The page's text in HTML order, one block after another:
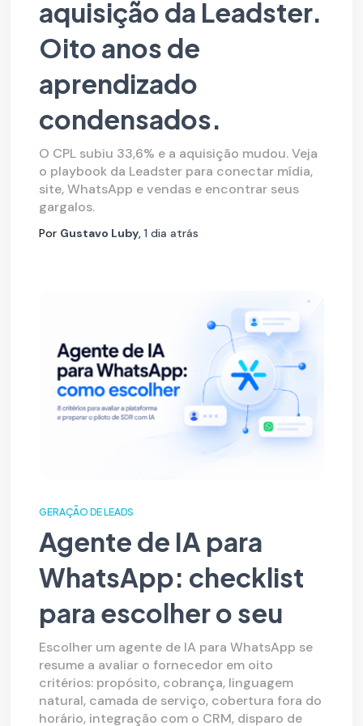
aquisição da Leadster.
Oito anos de
aprendizado
condensados.
O CPL subiu 33,6% e a aquisição mudou. Veja
o playbook da Leadster para conectar mídia,
site, WhatsApp e vendas e encontrar seus
gargalos.
Por Gustavo Luby, 1 dia atrás
GERAÇÃO DE LEADS
Agente de IA para
WhatsApp: checklist
para escolher o seu
Escolher um agente de IA para WhatsApp se
resume a avaliar o fornecedor em oito
critérios: propósito, cobrança, linguagem
natural, camada de serviço, cobertura fora do
horário, integração com o CRM, disparo de